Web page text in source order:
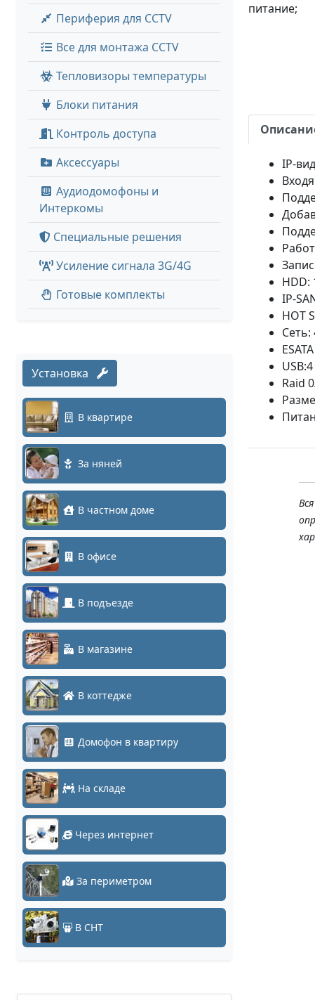
Периферия для CCTV
Все для монтажа CCTV
Тепловизоры температуры
Блоки питания
Контроль доступа
Аксессуары
Аудиодомофоны и
Интеркомы
Специальные решения
Усиление сигнала 3G/4G
Готовые комплекты
Установка
В квартире
За няней
В частном доме
В офисе
В подъезде
В магазине
В коттедже
Домофон в квартиру
На складе
Через интернет
За периметром
В СНТ
питание;
IP-
HDD:
IP-
HOT
Сеть:
ESATA
Raid